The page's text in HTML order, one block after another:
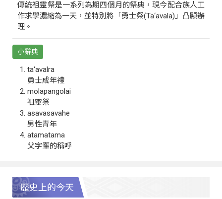
傳統祖靈祭是一系列為期四個月的祭典，現今配合族人工
作求學濃縮為一天，並特別將「勇士祭(Ta‘avala)」凸顯辦
理。
小辭典
ta‘avalra
勇士成年禮
molapangolai
祖靈祭
asavasavahe
男性青年
atamatama
父字輩的稱呼
歷史上的今天